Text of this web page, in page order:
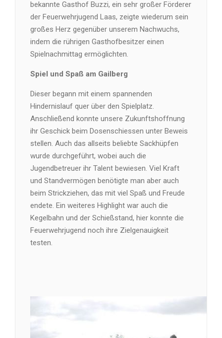
bekannte Gasthof Buzzi, ein sehr großer Förderer
der Feuerwehrjugend Laas, zeigte wiederum sein
großes Herz gegenüber unserem Nachwuchs,
indem die rührigen Gasthofbesitzer einen
Spielnachmittag ermöglichten.
Spiel und Spaß am Gailberg
Dieser begann mit einem spannenden
Hindernislauf quer über den Spielplatz.
Anschließend konnte unsere Zukunftshoffnung
ihr Geschick beim Dosenschiessen unter Beweis
stellen. Auch das allseits beliebte Sackhüpfen
wurde durchgeführt, wobei auch die
Jugendbetreuer ihr Talent bewiesen. Viel Kraft
und Standvermögen benötigte man aber auch
beim Strickziehen, das mit viel Spaß und Freude
endete. Ein weiteres Highlight war auch die
Kegelbahn und der Schießstand, hier konnte die
Feuerwehrjugend noch ihre Zielgenauigkeit
testen.